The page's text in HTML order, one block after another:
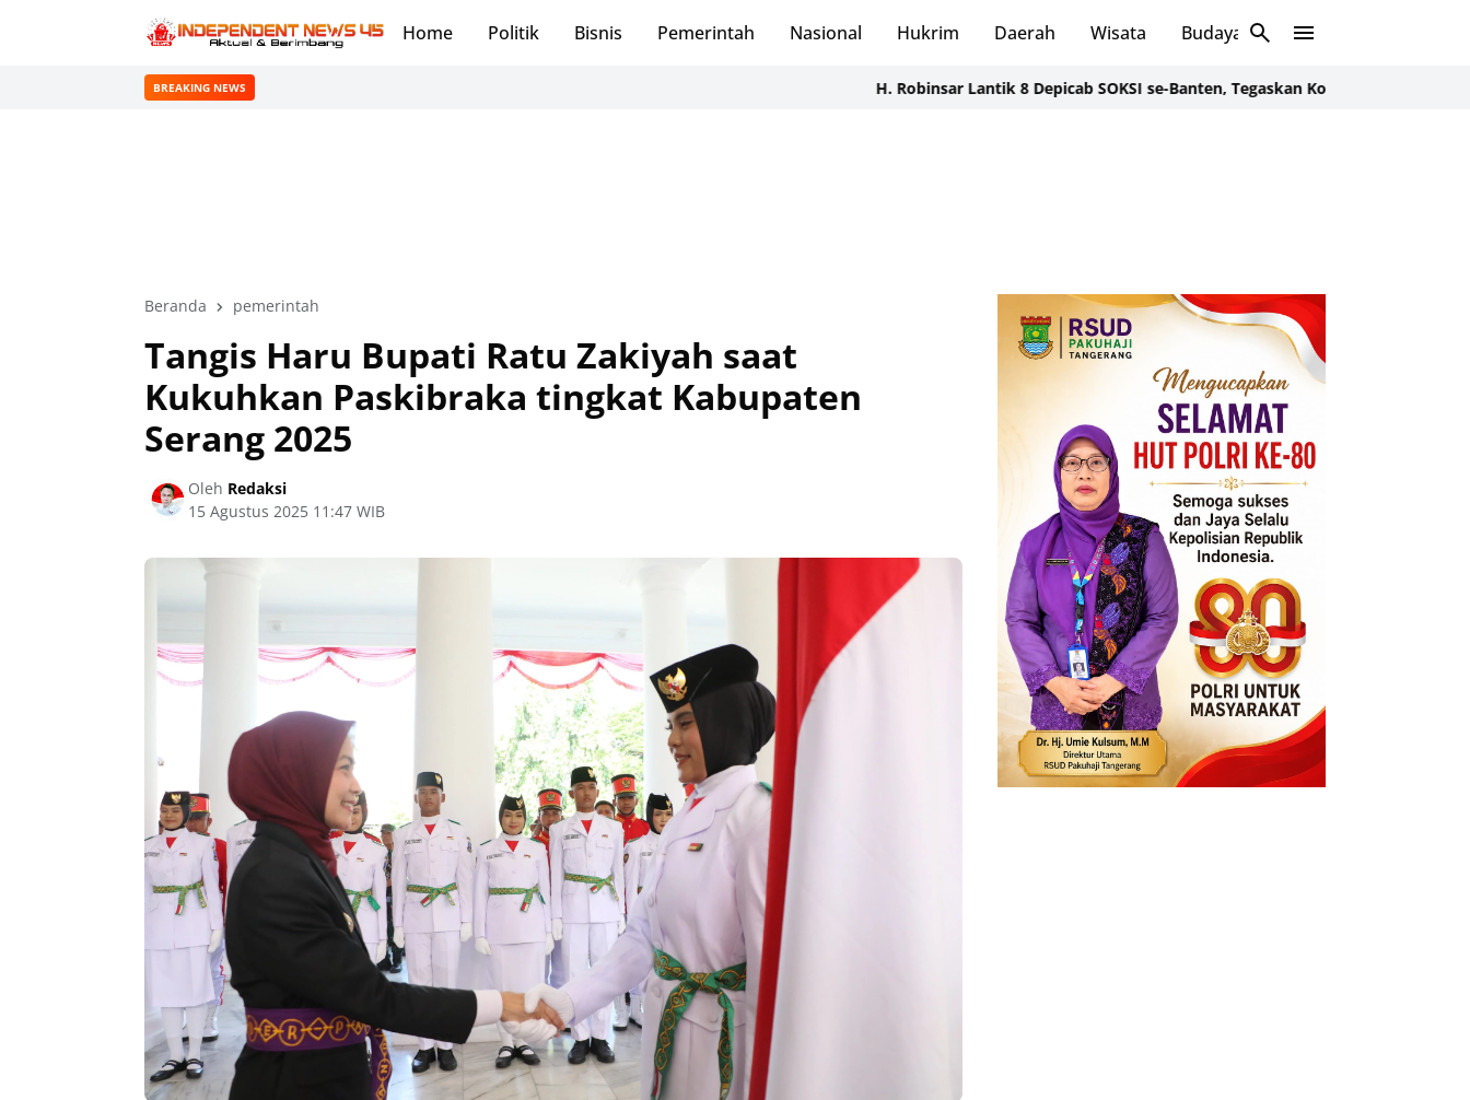
Home Politik Bisnis Pemerintah Nasional Hukrim Daerah Wisata Budaya Sosial
BREAKING NEWS H. Robinsar Lantik 8 Depicab SOKSI se-Banten, Tegaskan Konsolidasi Organisasi untuk
Beranda pemerintah
Tangis Haru Bupati Ratu Zakiyah saat
Kukuhkan Paskibraka tingkat Kabupaten
Serang 2025
Oleh Redaksi
15 Agustus 2025 11:47 WIB